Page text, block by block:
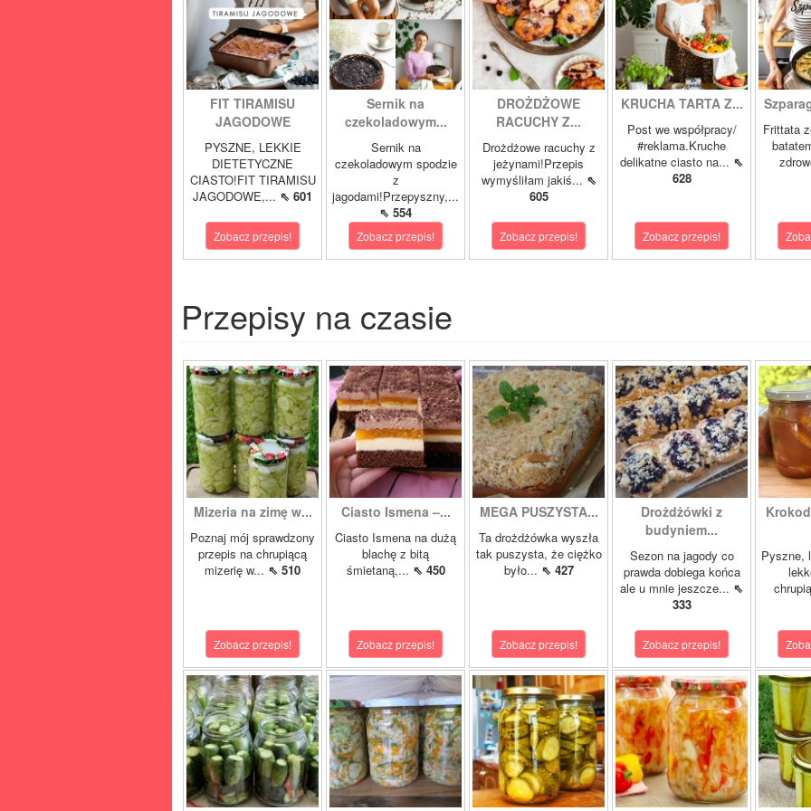
FIT TIRAMISU
JAGODOWE
PYSZNE, LEKKIE
DIETETYCZNE
CIASTO!FIT TIRAMISU
JAGODOWE,... ⇖ 601
Zobacz przepis!
Sernik na
czekoladowym...
Sernik na
czekoladowym spodzie
z
jagodami!Przepyszny,...
⇖ 554
Zobacz przepis!
DROŻDŻOWE
RACUCHY Z...
Drożdżowe racuchy z
jeżynami!Przepis
wymyśliłam jakiś... ⇖
605
Zobacz przepis!
KRUCHA TARTA Z...
Post we współpracy/
#reklama.Kruche
delikatne ciasto na... ⇖
628
Zobacz przepis!
Frittata
Przepisy na czasie
Mizeria na zimę w...
Poznaj mój sprawdzony
przepis na chrupiącą
mizerię w... ⇖ 510
Zobacz przepis!
Ciasto Ismena –...
Ciasto Ismena na dużą
blachę z bitą
śmietaną,... ⇖ 450
Zobacz przepis!
MEGA PUSZYSTA...
Ta drożdżówka wyszła
tak puszysta, że ciężko
było... ⇖ 427
Zobacz przepis!
Drożdżówki z
budyniem...
Sezon na jagody co
prawda dobiega końca
ale u mnie jeszcze... ⇖
333
Zobacz przepis!
Pyszne,